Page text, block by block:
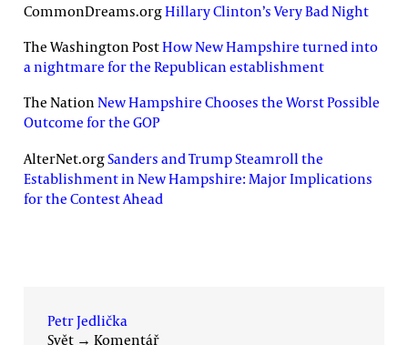
CommonDreams.orgHillary Clinton’s Very Bad Night
The Washington PostHow New Hampshire turned into
a nightmare for the Republican establishment
The Nation New Hampshire Chooses the Worst Possible
Outcome for the GOP
AlterNet.orgSanders and Trump Steamroll the
Establishment in New Hampshire: Major Implications
for the Contest Ahead
Petr Jedlička
Svět → Komentář